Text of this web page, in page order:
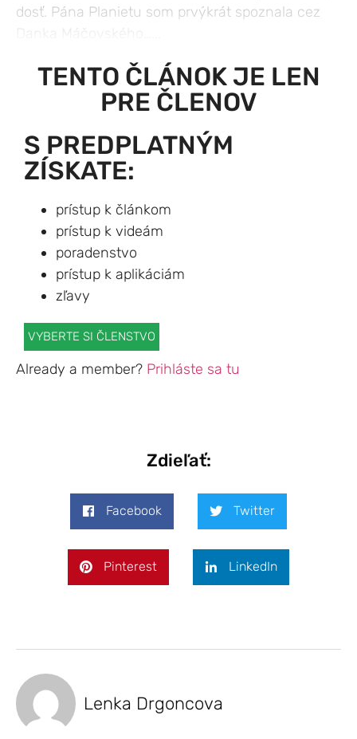
dosť. Pána Planietu som prvýkrát spoznala cez
TENTO ČLÁNOK JE LEN
PRE ČLENOV
S PREDPLATNÝM
ZÍSKATE:
prístup k článkom
prístup k videám
poradenstvo
prístup k aplikáciám
zľavy
VYBERTE SI ČLENSTVO
Already a member? Prihláste sa tu
Zdieľať:
Facebook Twitter
Pinterest LinkedIn
Lenka Drgoncova